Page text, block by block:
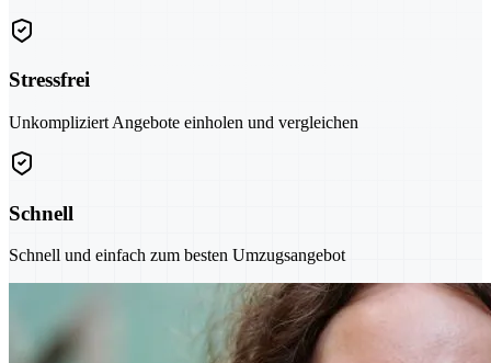
Stressfrei
Unkompliziert Angebote einholen und vergleichen
Schnell
Schnell und einfach zum besten Umzugsangebot